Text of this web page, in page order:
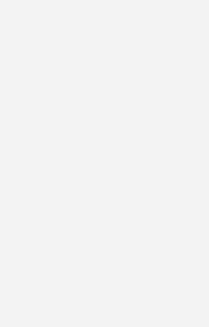
150-Meter-Rotoren
Windpark in
N149 angekündigt – eine Bestellung aus
branchenweit nun in den Markt
mit Rotoren von rund 150
ab viereinhalb Megawatt (MW) und ist in
Pilotanlage in